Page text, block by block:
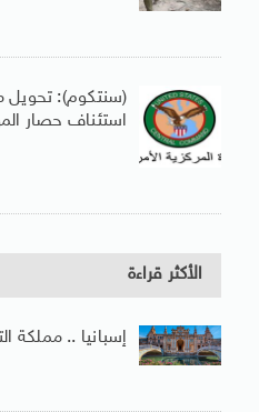
استئناف حصار
الأكثر قراءة
إسبانيا .. مملكة